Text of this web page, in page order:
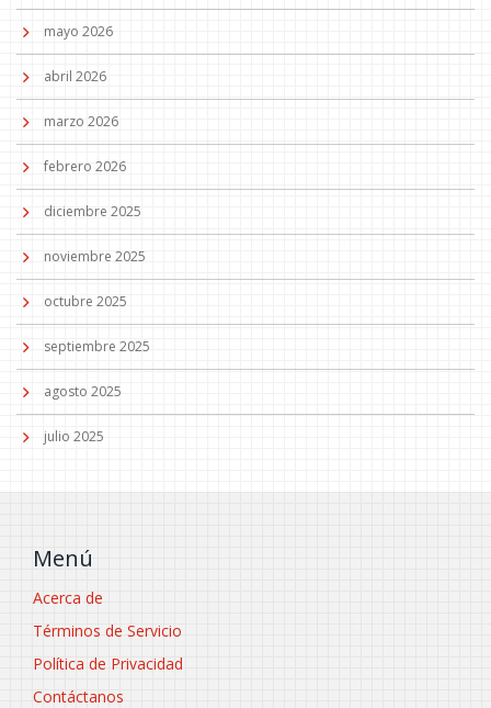
mayo 2026
abril 2026
marzo 2026
febrero 2026
diciembre 2025
noviembre 2025
octubre 2025
septiembre 2025
agosto 2025
julio 2025
Menú
Acerca de
Términos de Servicio
Política de Privacidad
Contáctanos